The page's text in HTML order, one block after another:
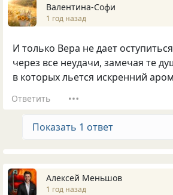
Валентина-Софи
1 год назад
И только Вера не дает
через все неудачи, замечая те
в которых льется искренний
Ответить
Показать 1 ответ
Алексей Меньшов
1 год назад